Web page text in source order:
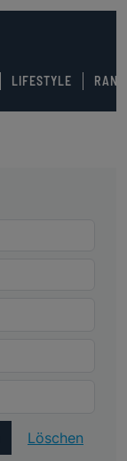
LIFESTYLE
Löschen